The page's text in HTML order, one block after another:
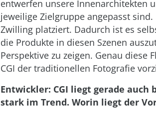
entwerfen unsere Innenarchitekten
jeweilige Zielgruppe angepasst
Zwilling platziert. Dadurch ist es
die Produkte in diesen Szenen
Perspektive zu zeigen. Genau
CGI der traditionellen Fotografie
Entwickler: CGI liegt gerade
stark im Trend. Worin liegt der